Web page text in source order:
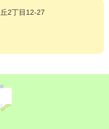
2丁目12-27